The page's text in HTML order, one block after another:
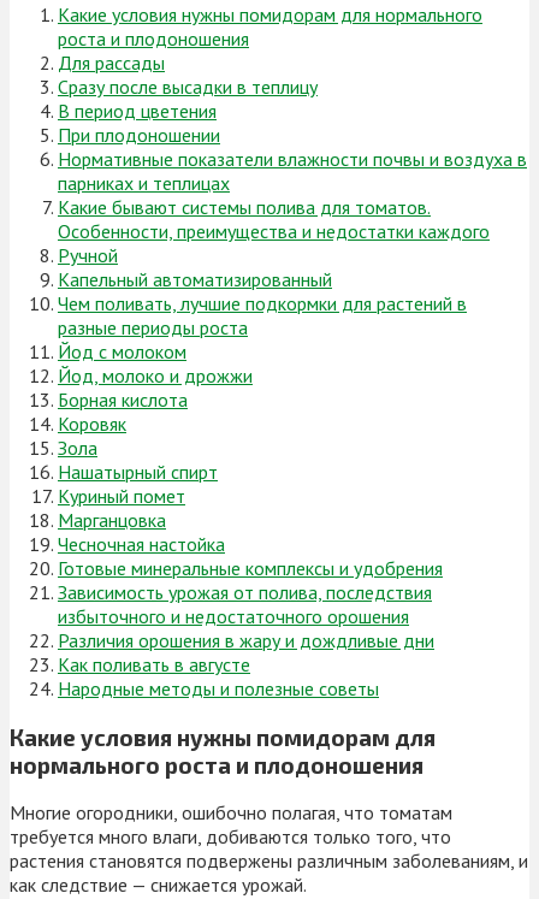
Какие условия нужны помидорам для нормального
роста и плодоношения
Для рассады
Сразу после высадки в теплицу
В период цветения
При плодоношении
Нормативные показатели влажности почвы и воздуха в
парниках и теплицах
Какие бывают системы полива для томатов.
Особенности, преимущества и недостатки каждого
Ручной
Капельный автоматизированный
Чем поливать, лучшие подкормки для растений в
разные периоды роста
Йод с молоком
Йод, молоко и дрожжи
Борная кислота
Коровяк
Зола
Нашатырный спирт
Куриный помет
Марганцовка
Чесночная настойка
Готовые минеральные комплексы и удобрения
Зависимость урожая от полива, последствия
избыточного и недостаточного орошения
Различия орошения в жару и дождливые дни
Как поливать в августе
Народные методы и полезные советы
Какие условия нужны помидорам для
нормального роста и плодоношения
Многие огородники, ошибочно полагая, что томатам
требуется много влаги, добиваются только того, что
растения становятся подвержены различным заболеваниям, и
как следствие — снижается урожай.